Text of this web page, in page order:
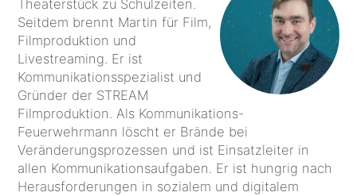
Theaterstück zu Schulzeiten.
Seitdem brennt Martin für Film,
Filmproduktion und
Livestreaming. Er ist
Kommunikationsspezialist und
Gründer der STREAM
Filmproduktion. Als Kommunikations-
Feuerwehrmann löscht er Brände bei
Veränderungsprozessen und ist Einsatzleiter in
allen Kommunikationsaufgaben. Er ist hungrig nach
Herausforderungen in sozialem und digitalem